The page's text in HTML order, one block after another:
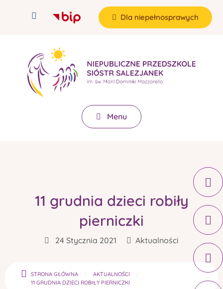
Dla niepełnosprawych
Menu
11 grudnia dzieci robiły
pierniczki
24 Stycznia 2021 Aktualności
STRONA GŁÓWNA
AKTUALNOŚCI
11 GRUDNIA DZIECI ROBIŁY PIERNICZKI